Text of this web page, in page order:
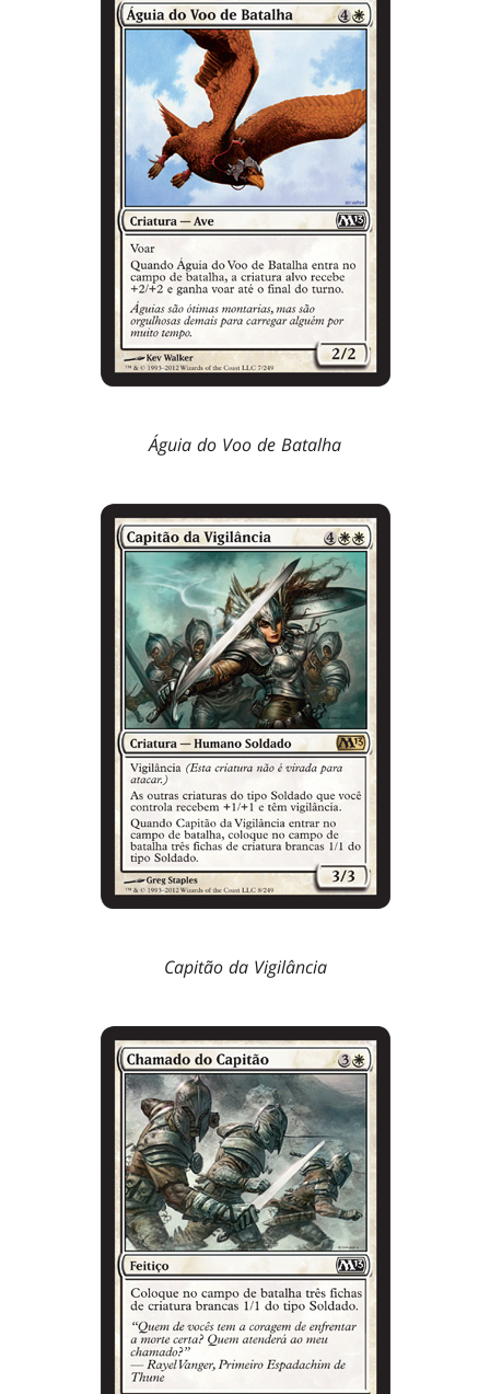
Águia do Voo de Batalha
Capitão da Vigilância